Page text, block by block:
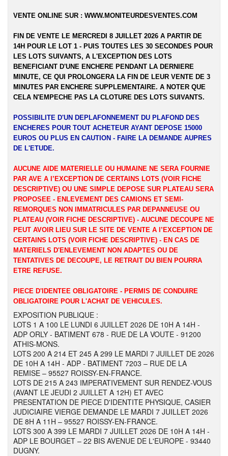
VENTE ONLINE SUR : WWW.MONITEURDESVENTES.COM
FIN DE VENTE LE MERCREDI 8 JUILLET 2026 A PARTIR DE
14H POUR LE LOT 1 - PUIS TOUTES LES 30 SECONDES POUR
LES LOTS SUIVANTS, A L'EXCEPTION DES LOTS
BENEFICIANT D'UNE ENCHERE PENDANT LA DERNIERE
MINUTE, CE QUI PROLONGERA LA FIN DE LEUR VENTE DE 3
MINUTES PAR ENCHERE SUPPLEMENTAIRE. A NOTER QUE
CELA N'EMPECHE PAS LA CLOTURE DES LOTS SUIVANTS.
POSSIBILITE D'UN DEPLAFONNEMENT DU PLAFOND DES
ENCHERES POUR TOUT ACHETEUR AYANT DEPOSE 15000
EUROS OU PLUS EN CAUTION - FAIRE LA DEMANDE AUPRES
DE L'ETUDE.
AUCUNE AIDE MATERIELLE OU HUMAINE NE SERA FOURNIE
PAR AVE A l’EXCEPTION DE CERTAINS LOTS (VOIR FICHE
DESCRIPTIVE) OU UNE SIMPLE DEPOSE SUR PLATEAU SERA
PROPOSEE - ENLEVEMENT DES CAMIONS ET SEMI-
REMORQUES NON IMMATRICULES PAR DEPANNEUSE OU
PLATEAU (VOIR FICHE DESCRIPTIVE) - AUCUNE DECOUPE NE
PEUT AVOIR LIEU SUR LE SITE DE VENTE A l’EXCEPTION DE
CERTAINS LOTS (VOIR FICHE DESCRIPTIVE) - EN CAS DE
MATERIELS D'ENLEVEMENT NON ADAPTES OU DE
TENTATIVES DE DECOUPE, LE RETRAIT DU BIEN POURRA
ETRE REFUSE.
PIECE D'IDENTEE OBLIGATOIRE - PERMIS DE CONDUIRE
OBLIGATOIRE POUR L'ACHAT DE VEHICULES.
EXPOSITION PUBLIQUE :
LOTS 1 A 100 LE LUNDI 6 JUILLET 2026 DE 10H A 14H -
ADP ORLY - BATIMENT 678 - RUE DE LA VOUTE - 91200
ATHIS-MONS.
LOTS 200 A 214 ET 245 A 299 LE MARDI 7 JUILLET DE 2026
DE 10H A 14H - ADP - BATIMENT 7203 – RUE DE LA
REMISE – 95527 ROISSY-EN-FRANCE.
LOTS DE 215 A 243 IMPERATIVEMENT SUR RENDEZ-VOUS
(AVANT LE JEUDI 2 JUILLET A 12H) ET AVEC
PRESENTATION DE PIECE D'IDENTITE PHYSIQUE, CASIER
JUDICIAIRE VIERGE DEMANDE LE MARDI 7 JUILLET 2026
DE 8H A 11H – 95527 ROISSY-EN-FRANCE.
LOTS 300 A 399 LE MARDI 7 JUILLET 2026 DE 10H A 14H -
ADP LE BOURGET – 22 BIS AVENUE DE L'EUROPE - 93440
DUGNY.